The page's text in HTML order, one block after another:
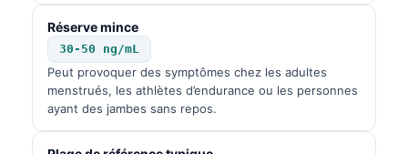
Réserve mince
30-50 ng/mL
Peut provoquer des symptômes chez les adultes
menstrués, les athlètes d’endurance ou les personnes
ayant des jambes sans repos.